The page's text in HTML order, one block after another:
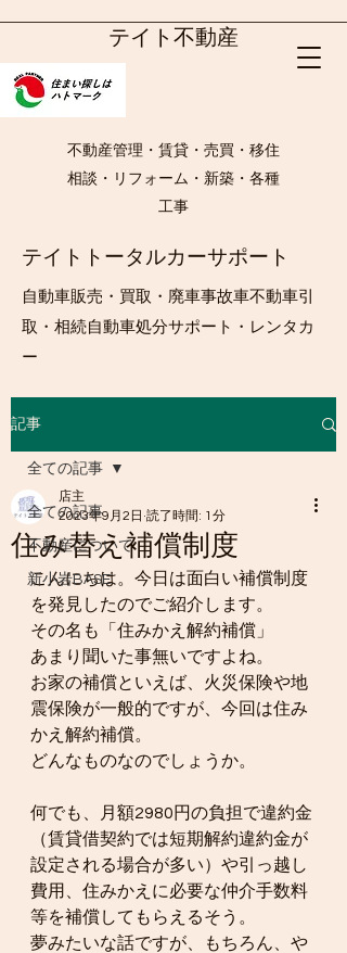
テイト不動産
不動産管理・賃貸・売買・移住
相談・リフォーム・新築・各種
工事
テイトトータルカーサポート
自動車販売・買取・廃車事故車不動車引
取・相続自動車処分サポート・レンタカ
ー
記事
全ての記事
不動産について
新小岩BASE
全ての記事
住み替え補償制度
店主
2023年9月2日 読了時間: 1分
こんにちは。今日は面白い補償制度
を発見したのでご紹介します。
その名も「住みかえ解約補償」
あまり聞いた事無いですよね。
お家の補償といえば、火災保険や地
震保険が一般的ですが、今回は住み
かえ解約補償。
どんなものなのでしょうか。
何でも、月額2980円の負担で違約金
（賃貸借契約では短期解約違約金が
設定される場合が多い）や引っ越し
費用、住みかえに必要な仲介手数料
等を補償してもらえるそう。
夢みたいな話ですが、もちろん、や